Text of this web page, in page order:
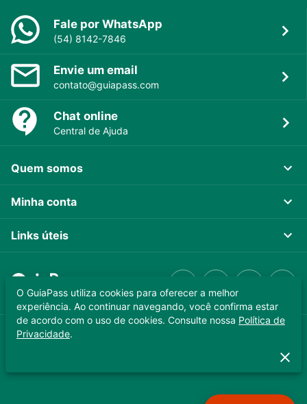
Fale por WhatsApp
(54) 8142-7846
Envie um email
contato@guiapass.com
Chat online
Central de Ajuda
Quem somos
Minha conta
Links úteis
GUIAPASS TECNOLOGIA LTDA. CNPJ 37.989.806/0001-64
O GuiaPass utiliza cookies para oferecer a melhor
experiência. Ao continuar navegando, você confirma estar
de acordo com o uso de cookies. Consulte nossa Política de
Privacidade.